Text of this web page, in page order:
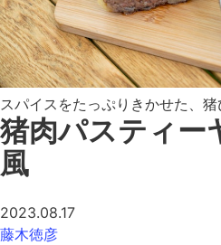
スパイスをたっぷりきかせた、
猪肉パスティ
風
2023.08.17
藤木徳彦